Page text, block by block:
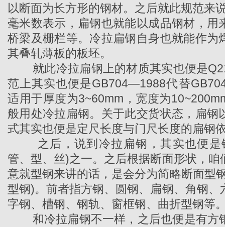
以断面为长方形的钢材。之后就此规范来
毫米数表示，扁钢也就能以成品钢材，用
桥梁及栅栏等。冷拉扁钢自身也就能作为
其叠轧薄板的板坯。
就此冷拉扁钢上的材质其实也便是
范上其实也便是GB704—1988代替
适用于厚度为3~60mm，宽度为
般用处冷拉扁钢。关于此交货状态，扁钢
式其实也便是定尺长度与门尺长度的扁钢
之后，说到冷拉扁钢，其实也便是
管、型、丝)之一。之后根据断面形状，咱
意就型钢来讲的话，是会分为简略断面型
型钢)。前者指方钢、圆钢、扁钢、角钢、
字钢、槽钢、钢轨、窗框钢、曲折型钢等
和冷拉扁钢不一样，之后也便是有方